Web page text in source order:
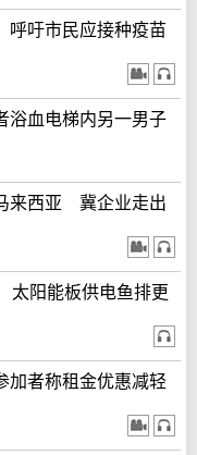
吁市民应接种疫苗
血电梯内另一男子
来西亚 冀企业走出
阳能板供电鱼排更
者称租金优惠减轻